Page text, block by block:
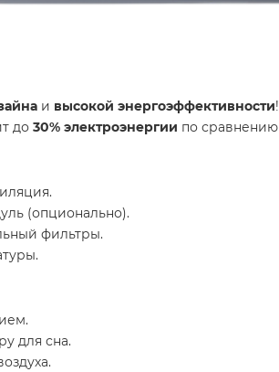
и высокой энергоэффективности
до 30% электроэнергии по
(опционально).
фильтры.
для сна.